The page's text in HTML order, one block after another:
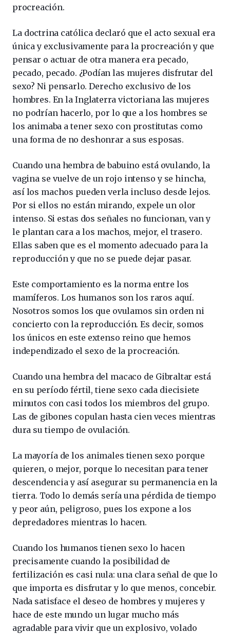
procreación.
La doctrina católica declaró que el acto sexual era
única y exclusivamente para la procreación y que
pensar o actuar de otra manera era pecado,
pecado, pecado. ¿Podían las mujeres disfrutar del
sexo? Ni pensarlo. Derecho exclusivo de los
hombres. En la Inglaterra victoriana las mujeres
no podrían hacerlo, por lo que a los hombres se
los animaba a tener sexo con prostitutas como
una forma de no deshonrar a sus esposas.
Cuando una hembra de babuino está ovulando, la
vagina se vuelve de un rojo intenso y se hincha,
así los machos pueden verla incluso desde lejos.
Por si ellos no están mirando, expele un olor
intenso. Si estas dos señales no funcionan, van y
le plantan cara a los machos, mejor, el trasero.
Ellas saben que es el momento adecuado para la
reproducción y que no se puede dejar pasar.
Este comportamiento es la norma entre los
mamíferos. Los humanos son los raros aquí.
Nosotros somos los que ovulamos sin orden ni
concierto con la reproducción. Es decir, somos
los únicos en este extenso reino que hemos
independizado el sexo de la procreación.
Cuando una hembra del macaco de Gibraltar está
en su período fértil, tiene sexo cada diecisiete
minutos con casi todos los miembros del grupo.
Las de gibones copulan hasta cien veces mientras
dura su tiempo de ovulación.
La mayoría de los animales tienen sexo porque
quieren, o mejor, porque lo necesitan para tener
descendencia y así asegurar su permanencia en la
tierra. Todo lo demás sería una pérdida de tiempo
y peor aún, peligroso, pues los expone a los
depredadores mientras lo hacen.
Cuando los humanos tienen sexo lo hacen
precisamente cuando la posibilidad de
fertilización es casi nula: una clara señal de que lo
que importa es disfrutar y lo que menos, concebir.
Nada satisface el deseo de hombres y mujeres y
hace de este mundo un lugar mucho más
agradable para vivir que un explosivo, volado